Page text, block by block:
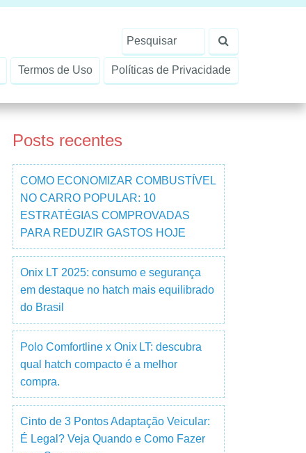
Termos de Uso Políticas de Privacidade
Posts recentes
COMO ECONOMIZAR COMBUSTÍVEL
NO CARRO POPULAR: 10
ESTRATÉGIAS COMPROVADAS
PARA REDUZIR GASTOS HOJE
Onix LT 2025: consumo e segurança
em destaque no hatch mais equilibrado
do Brasil
Polo Comfortline x Onix LT: descubra
qual hatch compacto é a melhor
compra.
Cinto de 3 Pontos Adaptação Veicular:
É Legal? Veja Quando e Como Fazer